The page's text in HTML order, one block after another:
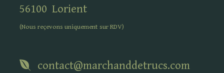
56100 Lorient
(Nous reçevons uniquement surRDV)
contact@marchanddetrucs.com